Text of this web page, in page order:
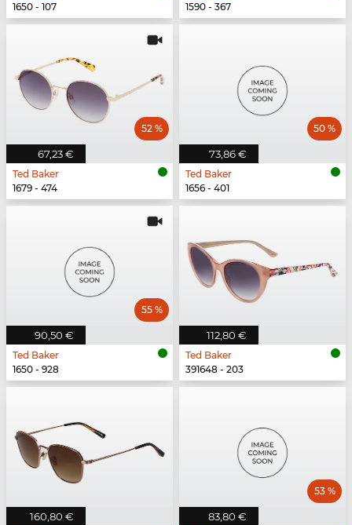
1650 - 107
1590 - 367
67,23 €
52 %
Ted Baker
1679 - 474
73,86 €
50 %
Ted Baker
1656 - 401
90,50 €
55 %
Ted Baker
1650 - 928
112,80 €
Ted Baker
391648 - 203
160,80 € 83,80 €
53 %